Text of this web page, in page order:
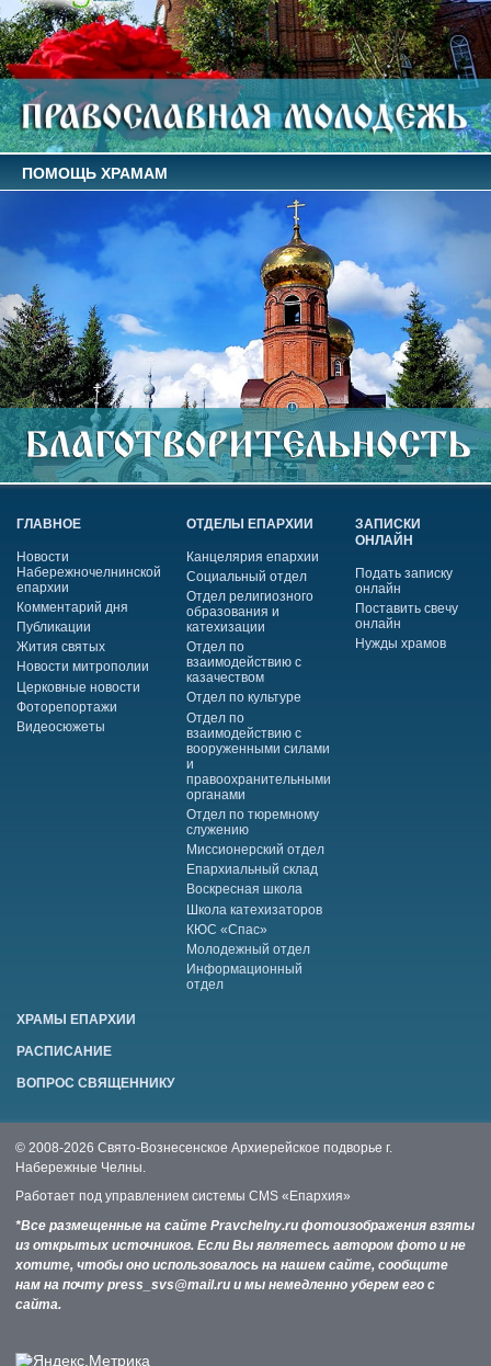
ПОМОЩЬ ХРАМАМ
ГЛАВНОЕ
Новости
Набережночелнинской
епархии
Комментарий дня
Публикации
Жития святых
Новости митрополии
Церковные новости
Фоторепортажи
Видеосюжеты
ОТДЕЛЫ ЕПАРХИИ
Канцелярия епархии
Социальный отдел
Отдел религиозного
образования и
катехизации
Отдел по
взаимодействию с
казачеством
Отдел по культуре
Отдел по
взаимодействию с
вооруженными силами
и
правоохранительными
органами
Отдел по тюремному
служению
Миссионерский отдел
Епархиальный склад
Воскресная школа
Школа катехизаторов
КЮС «Спас»
Молодежный отдел
Информационный
отдел
ЗАПИСКИ
ОНЛАЙН
Подать записку
онлайн
Поставить свечу
онлайн
Нужды храмов
ХРАМЫ ЕПАРХИИ
РАСПИСАНИЕ
ВОПРОС СВЯЩЕННИКУ
© 2008-2026 Свято-Вознесенское Архиерейское подворье г.
Набережные Челны.
Работает под управлением системы CMS «Епархия»
*Все размещенные на сайте Pravchelny.ru фотоизображения взяты
из открытых источников. Если Вы являетесь автором фото и не
хотите, чтобы оно использовалось на нашем сайте, сообщите
нам на почту press_svs@mail.ru и мы немедленно уберем его с
сайта.